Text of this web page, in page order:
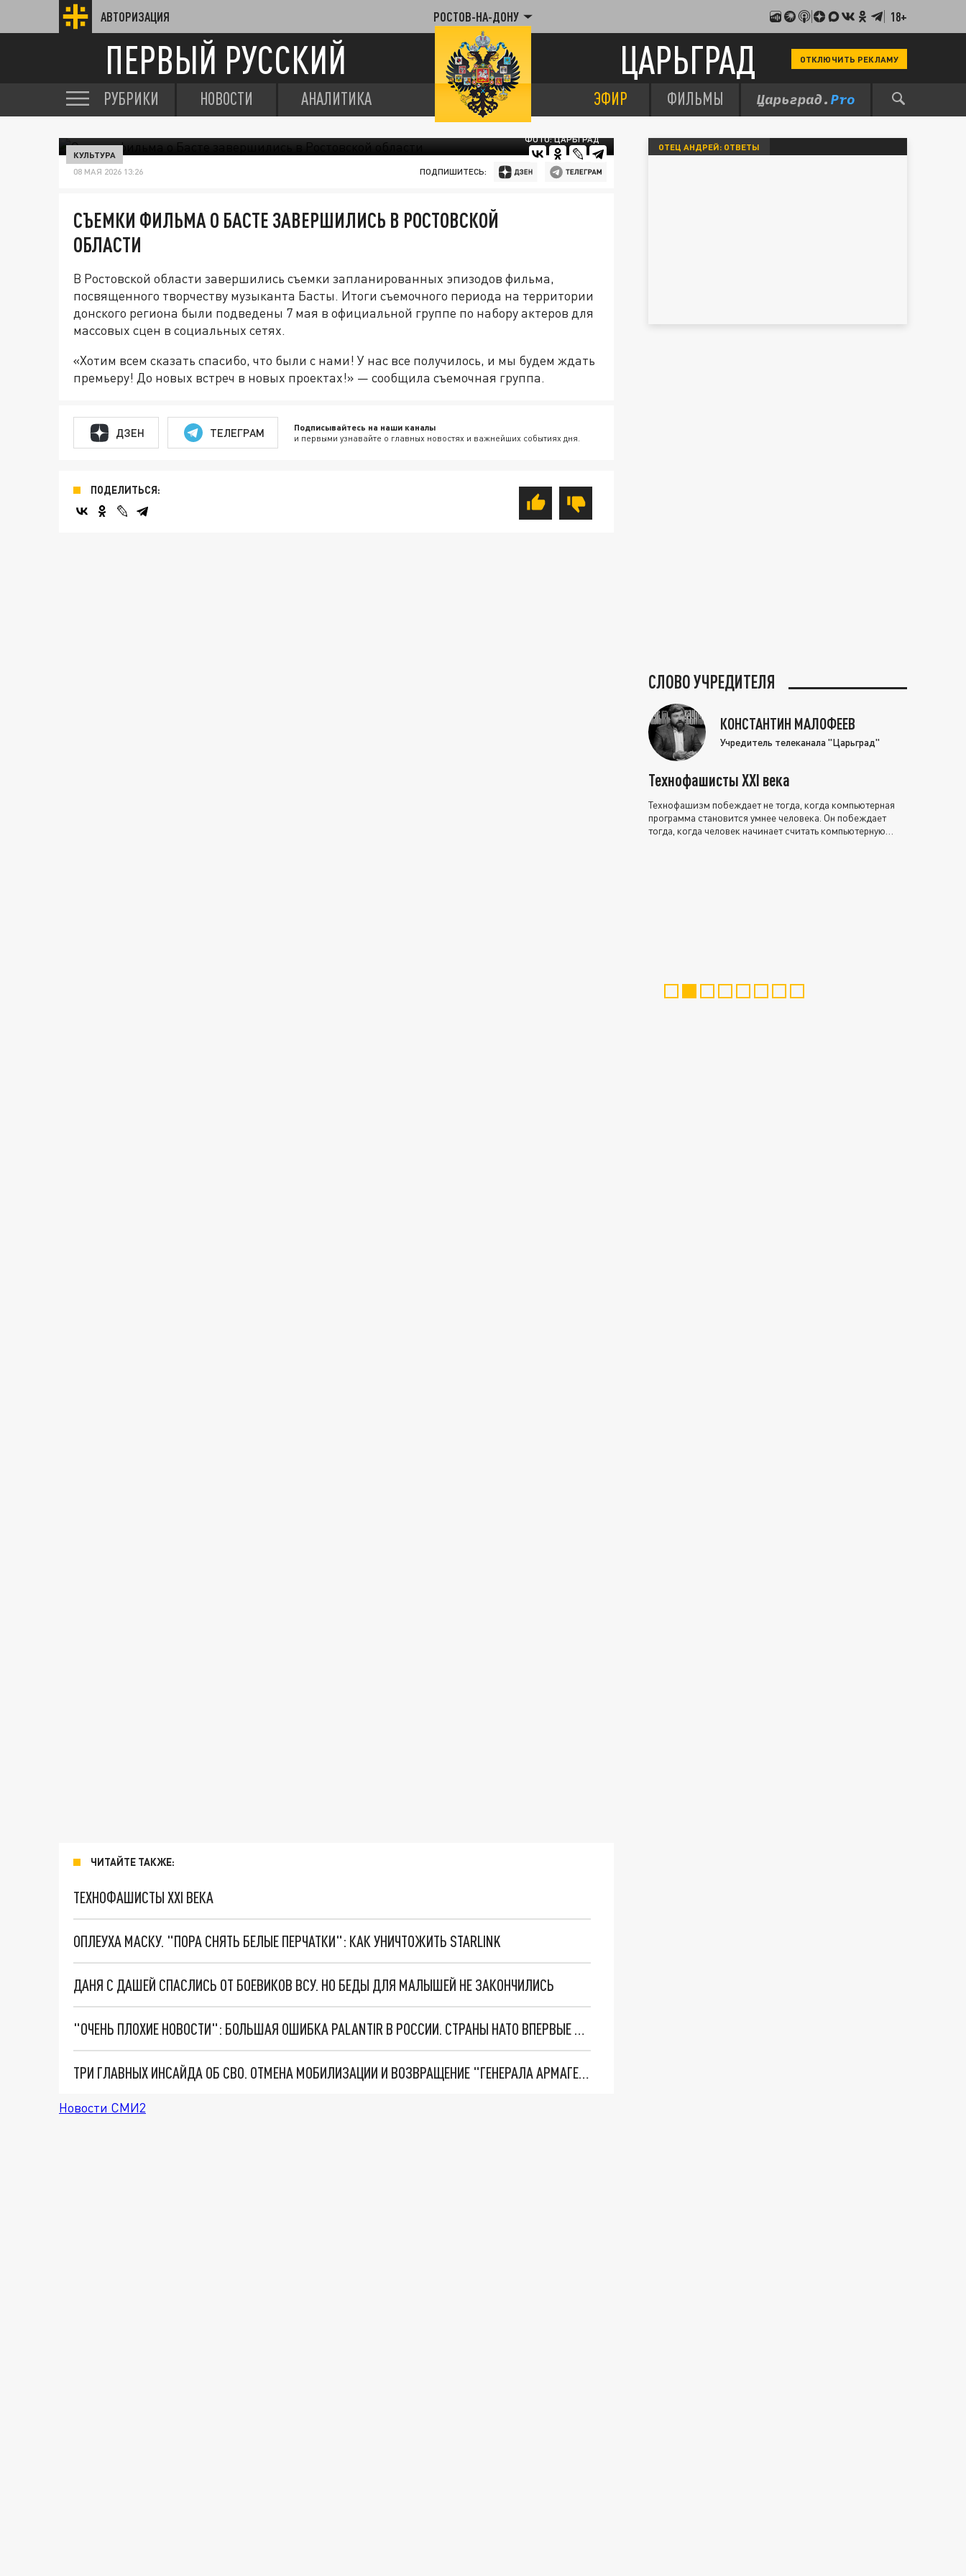
АВТОРИЗАЦИЯ РОСТОВ-НА-ДОНУ 18+
ПЕРВЫЙ РУССКИЙ ЦАРЬГРАД ОТКЛЮЧИТЬ РЕКЛАМУ
РУБРИКИ НОВОСТИ АНАЛИТИКА ЭФИР ФИЛЬМЫ
ФОТО: ЦАРЬГРАД
КУЛЬТУРА
08 МАЯ 2026 13:26 ПОДПИШИТЕСЬ:
СЪЕМКИ ФИЛЬМА О БАСТЕ ЗАВЕРШИЛИСЬ В РОСТОВСКОЙ
ОБЛАСТИ
В Ростовской области завершились съемки запланированных эпизодов фильма,
посвященного творчеству музыканта Басты. Итоги съемочного периода на территории
донского региона были подведены 7 мая в официальной группе по набору актеров для
массовых сцен в социальных сетях.
«Хотим всем сказать спасибо, что были с нами! У нас все получилось, и мы будем ждать
премьеру! До новых встреч в новых проектах!» — сообщила съемочная группа.
ДЗЕН ТЕЛЕГРАМ Подписывайтесь на наши каналы
и первыми узнавайте о главных новостях и важнейших событиях дня.
ПОДЕЛИТЬСЯ:
ЧИТАЙТЕ ТАКЖЕ:
ТЕХНОФАШИСТЫ XXI ВЕКА
ОПЛЕУХА МАСКУ. "ПОРА СНЯТЬ БЕЛЫЕ ПЕРЧАТКИ": КАК УНИЧТОЖИТЬ STARLINK
ДАНЯ С ДАШЕЙ СПАСЛИСЬ ОТ БОЕВИКОВ ВСУ. НО БЕДЫ ДЛЯ МАЛЫШЕЙ НЕ ЗАКОНЧИЛИСЬ
"ОЧЕНЬ ПЛОХИЕ НОВОСТИ": БОЛЬШАЯ ОШИБКА PALANTIR В РОССИИ. СТРАНЫ НАТО ВПЕРВЫЕ ЗА СВО ОСТАНОВИЛИ ПОСТАВКИ ОРУЖИЯ. ВСУ ТЕРЯЮТ ПРИГРАНИЧЬЕ?
ТРИ ГЛАВНЫХ ИНСАЙДА ОБ СВО. ОТМЕНА МОБИЛИЗАЦИИ И ВОЗВРАЩЕНИЕ "ГЕНЕРАЛА АРМАГЕДДОНА"? ОТЛИЧНЫЕ НОВОСТИ, КОТОРЫЕ ЖДАЛИ ВСЕ
Новости СМИ2
ОТЕЦ АНДРЕЙ: ОТВЕТЫ
СЛОВО УЧРЕДИТЕЛЯ
КОНСТАНТИН МАЛОФЕЕВ
Учредитель телеканала "Царьград"
Технофашисты XXI века
Технофашизм побеждает не тогда, когда компьютерная
программа становится умнее человека. Он побеждает
тогда, когда человек начинает считать компьютерную